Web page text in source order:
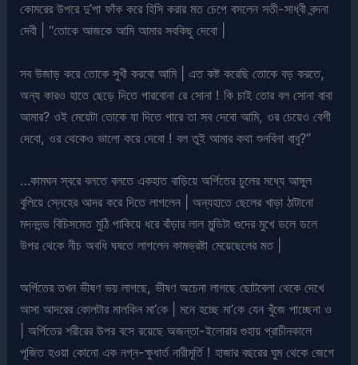
কোমরের উপরে দু’পা ফাঁক করে হিসি করার মত চেপে বসলেন সতী-সাধ্বী বন্দনা
দেবী | “তোকে আজকে আমি আমার সবকিছু দেবো |
সব উজাড় করে তোকে সুখী করবো আমি | এত কষ্ট করেছি তোকে বড় করতে,
অন্য কারও হাতে ছেড়ে দিতে পারবোনা রে সোনা ! কি চাই তোর বল সোনা বাবা
আমার? ওই মেয়েটা তোকে যা দিতে পারে তা সব দেবো আমি, ওর চেয়েও বেশী
দেবো, ওর থেকেও ভালো করে দেবো ! বল তুই আমার কথা শুনবিনা বাবু?”
…কামঘন স্বরে বলতে বলতে একহাত বাড়িয়ে অর্পিতের চুলের মধ্যে আঙ্গুল
বুলিয়ে স্নেহের আদর করে দিতে লাগলেন | অন্যহাতে ছেলের খাড়া ঠাটানো
মদনদন্ড বিচিসমেত মুঠি পাকিয়ে ধরে বাঁড়ার লাল মুন্ডিটা গুদের মুখে ডলে ডলে
উপর থেকে নীচ অবধি ঘষতে লাগলেন কামভ্রষ্টা মেয়েছেলের মত |
অর্পিতের তখন ভীষণ ভয় লাগছে, ভীষণ অচেনা লাগছে ছোটবেলা থেকে দেখে
আসা আদরের কোলটার মালকিন মা’কে | মনে হচ্ছে মা’কে যেন খুঁজে পাচ্ছেনা ও
| অর্পিতের শরীরের উপর বসে রয়েছে অজন্তা-ইলোরার গুহায় প্রাচীনকালে
পূজিত হওয়া কোনো এক নগ্ন-ক্ষুধার্ত নারীমূর্তি ! হাজার বছরের ঘুম থেকে জেগে